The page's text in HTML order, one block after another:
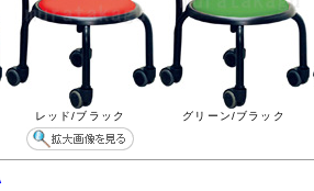
レッド/ブラック グリーン/ブラック